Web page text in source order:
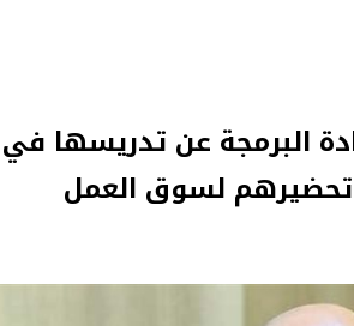
البرمجة عن تدريسها
لسوق العمل